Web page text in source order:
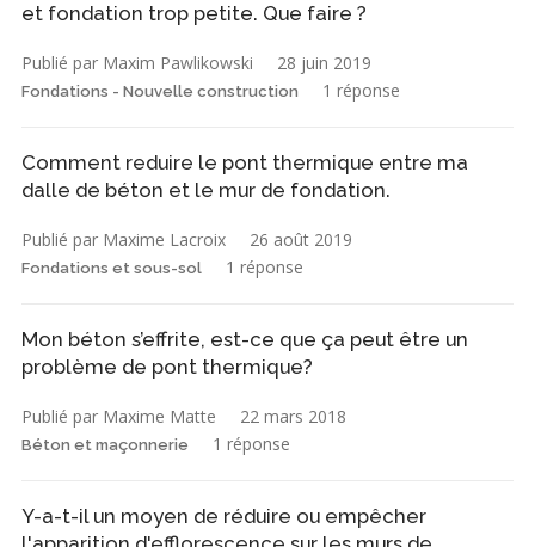
et fondation trop petite. Que faire ?
Publié par Maxim Pawlikowski 28 juin 2019
Fondations - Nouvelle construction 1 réponse
Comment reduire le pont thermique entre ma
dalle de béton et le mur de fondation.
Publié par Maxime Lacroix 26 août 2019
Fondations et sous-sol 1 réponse
Mon béton s’effrite, est-ce que ça peut être un
problème de pont thermique?
Publié par Maxime Matte 22 mars 2018
Béton et maçonnerie 1 réponse
Y-a-t-il un moyen de réduire ou empêcher